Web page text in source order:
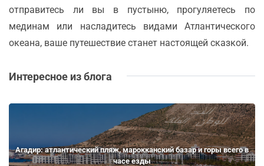
отправитесь ли вы в пустыню, прогуляетесь по
мединам или насладитесь видами Атлантического
океана, ваше путешествие станет настоящей сказкой.
Интересное из блога
Агадир: атлантический пляж, марокканский базар и горы всего в
часе езды